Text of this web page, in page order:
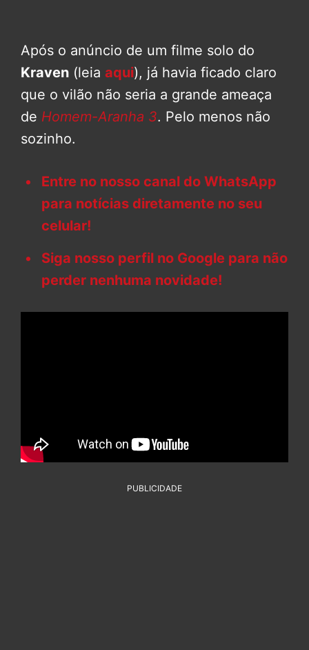
Após o anúncio de um filme solo do
Kraven (leia aqui), já havia ficado claro
que o vilão não seria a grande ameaça
de Homem-Aranha 3. Pelo menos não
sozinho.
Entre no nosso canal do WhatsApp
para notícias diretamente no seu
celular!
Siga nosso perfil no Google para não
perder nenhuma novidade!
PUBLICIDADE